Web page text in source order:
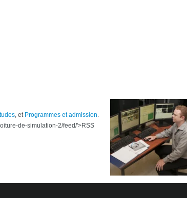
, et Programmes et admission.
de-simulation-2/feed/'>RSS